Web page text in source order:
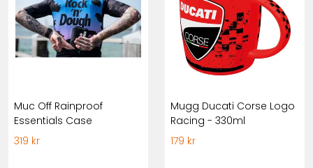
Muc Off Rainproof
Essentials Case
319 kr
Mugg Ducati Corse Logo
Racing - 330ml
179 kr